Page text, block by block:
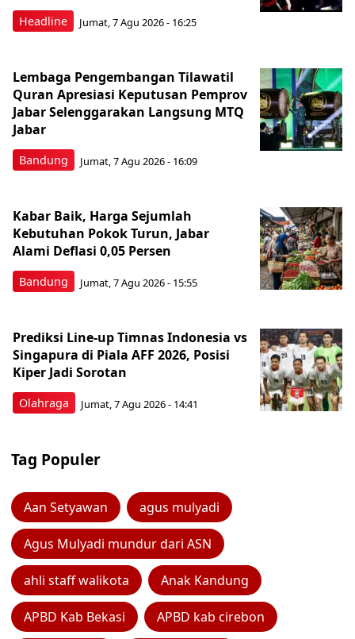
Headline Jumat, 7 Agu 2026 - 16:25
Bandung
Lembaga Pengembangan Tilawatil
Quran Apresiasi Keputusan Pemprov
Jabar Selenggarakan Langsung MTQ
Jabar
Jumat, 7 Agu 2026 - 16:09
Bandung
Kabar Baik, Harga Sejumlah
Kebutuhan Pokok Turun, Jabar
Alami Deflasi 0,05 Persen
Jumat, 7 Agu 2026 - 15:55
Olahraga
Prediksi Line-up Timnas Indonesia vs
Singapura di Piala AFF 2026, Posisi
Kiper Jadi Sorotan
Jumat, 7 Agu 2026 - 14:41
Tag Populer
Aan Setyawan agus mulyadi
Agus Mulyadi mundur dari ASN
ahli staff walikota Anak Kandung
APBD Kab Bekasi APBD kab cirebon